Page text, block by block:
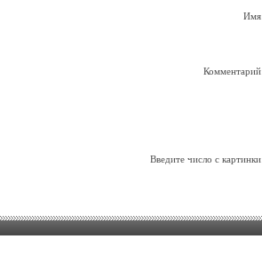
Введите число с